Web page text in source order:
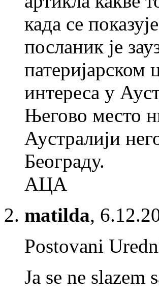
када се
посланик је
патеријарском
интереса у
Његово место
Аустралији
Београду.
АЦА
matilda,
Postovani
Ja se ne